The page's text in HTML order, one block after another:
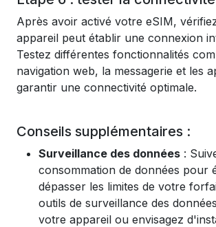
Après avoir activé votre eSIM,
appareil peut établir une connexion
Testez différentes fonctionnalités
navigation web, la messagerie et les
garantir une connectivité optimale.
Conseils supplémentaires :
Surveillance des données :
consommation de données pour
dépasser les limites de votre
outils de surveillance des
votre appareil ou envisagez